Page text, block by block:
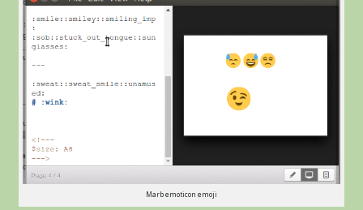
Marb emoticon emoji